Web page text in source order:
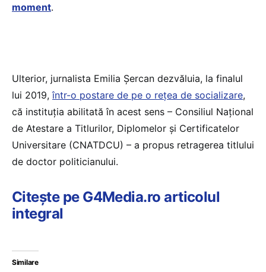
moment.
Ulterior, jurnalista Emilia Șercan dezvăluia, la finalul
lui 2019,într-o postare de pe o rețea de socializare,
că instituția abilitată în acest sens – Consiliul Naţional
de Atestare a Titlurilor, Diplomelor și Certificatelor
Universitare (CNATDCU) – a propus retragerea titlului
de doctor politicianului.
Citește pe G4Media.ro articolul
integral
Similare